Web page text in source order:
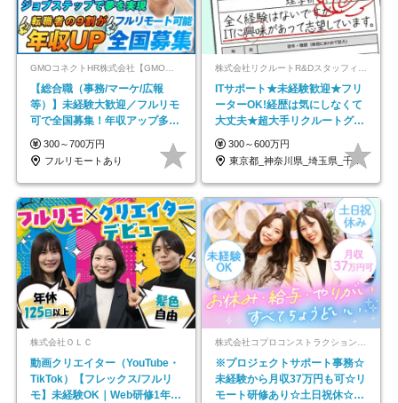
GMOコネクトHR株式会社【GMOインターネットグループ】
【総合職（事務/マーケ/広報
等）】未経験大歓迎／フルリモ
可で全国募集！年収アップ多数
★年休最大130日★
300～700万円
フルリモートあり
ITサポート★未経験歓迎★フリ
ーターOK!経歴は気にしなくて
大丈夫★超大手リクルートグル
ープの正社員/sg
300～600万円
東京都_神奈川県_埼玉県_千葉県_大阪府…
株式会社ＯＬＣ
動画クリエイター（YouTube・
TikTok）【フレックス/フルリ
モ】未経験OK｜Web研修1年間
※プロジェクトサポート事務☆
未経験から月収37万円も可☆リ
モート研修あり☆土日祝休☆20